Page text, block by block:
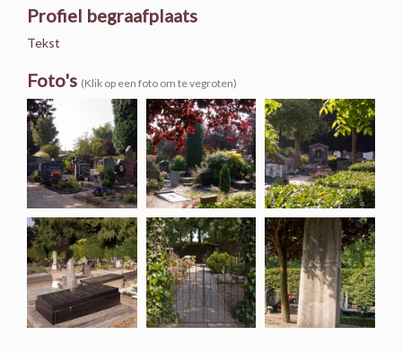
Profiel begraafplaats
Tekst
Foto's (Klik op een foto om te vegroten)